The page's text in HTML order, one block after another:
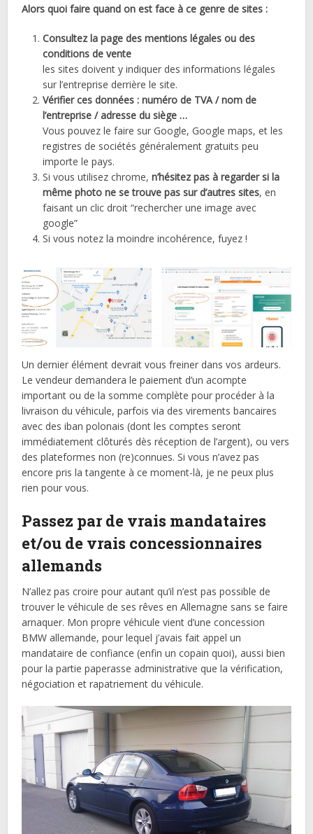
Alors quoi faire quand on est face à ce genre de sites :
Consultez la page des mentions légales ou des
conditions de vente
les sites doivent y indiquer des informations légales
sur l’entreprise derrière le site.
Vérifier ces données : numéro de TVA / nom de
l’entreprise / adresse du siège …
Vous pouvez le faire sur Google, Google maps, et les
registres de sociétés généralement gratuits peu
importe le pays.
Si vous utilisez chrome,n’hésitez pas à regarder si la
même photo ne se trouve pas sur d’autres sites, en
faisant un clic droit “rechercher une image avec
google”
Si vous notez la moindre incohérence, fuyez !
Un dernier élément devrait vous freiner dans vos ardeurs.
Le vendeur demandera le paiement d’un acompte
important ou de la somme complète pour procéder à la
livraison du véhicule, parfois via des virements bancaires
avec des iban polonais (dont les comptes seront
immédiatement clôturés dès réception de l’argent), ou vers
des plateformes non (re)connues. Si vous n’avez pas
encore pris la tangente à ce moment-là, je ne peux plus
rien pour vous.
Passez par de vrais mandataires
et/ou de vrais concessionnaires
allemands
N’allez pas croire pour autant qu’il n’est pas possible de
trouver le véhicule de ses rêves en Allemagne sans se faire
arnaquer. Mon propre véhicule vient d’une concession
BMW allemande, pour lequel j’avais fait appel un
mandataire de confiance (enfin un copain quoi), aussi bien
pour la partie paperasse administrative que la vérification,
négociation et rapatriement du véhicule.